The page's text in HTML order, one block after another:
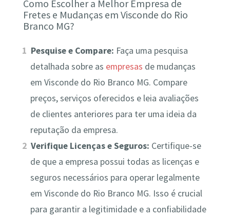
Como Escolher a Melhor Empresa de
Fretes e Mudanças em Visconde do Rio
Branco MG?
Pesquise e Compare: Faça uma pesquisa
detalhada sobre as empresas de mudanças
em Visconde do Rio Branco MG. Compare
preços, serviços oferecidos e leia avaliações
de clientes anteriores para ter uma ideia da
reputação da empresa.
Verifique Licenças e Seguros: Certifique-se
de que a empresa possui todas as licenças e
seguros necessários para operar legalmente
em Visconde do Rio Branco MG. Isso é crucial
para garantir a legitimidade e a confiabilidade